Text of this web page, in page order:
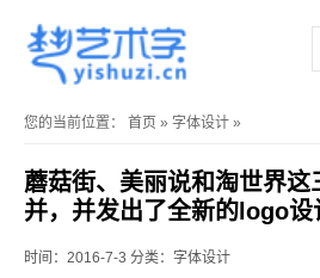
您的当前位置：首页 »字体设计 »
蘑菇街、美丽说和淘世界这
并，并发出了全新的logo设
时间：2016-7-3 分类：字体设计